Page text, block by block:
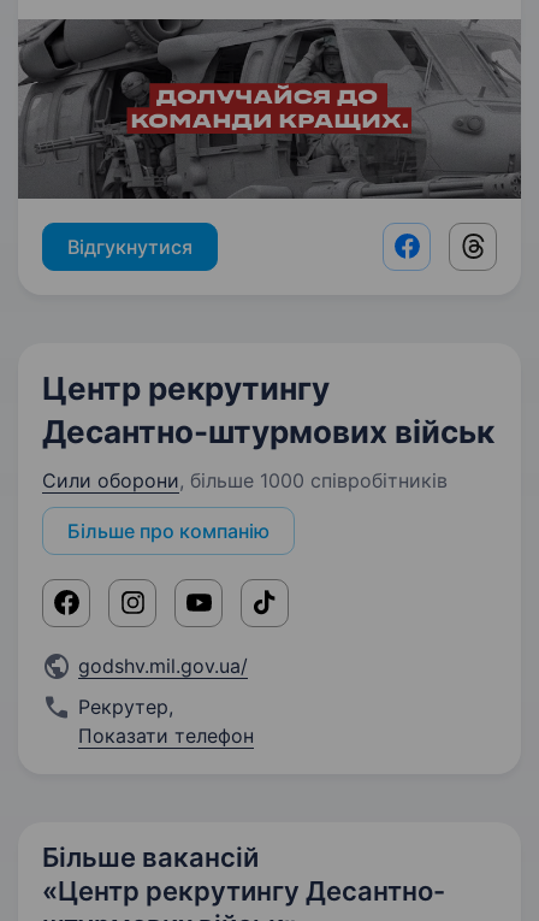
Відгукнутися Facebook
Центр рекрутингу
Десантно-штурмових військ
Сили оборони, більше 1000 співробітників
Більше про компанію
godshv.mil.gov.ua/
Рекрутер,
Показати телефон
Більше вакансій
«Центр рекрутингу Десантно-